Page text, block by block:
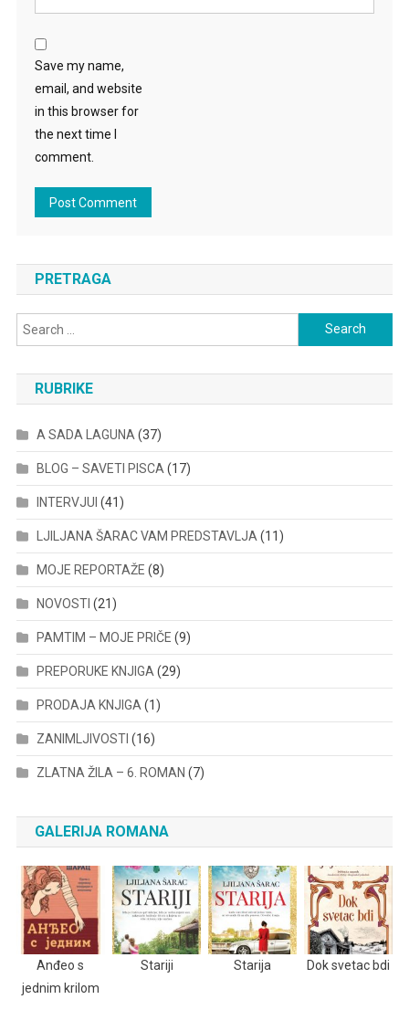
Save my name,
email, and website
in this browser for
the next time I
comment.
PRETRAGA
Search
for:
RUBRIKE
A SADA LAGUNA (37)
BLOG – SAVETI PISCA (17)
INTERVJUI (41)
LJILJANA ŠARAC VAM PREDSTAVLJA (11)
MOJE REPORTAŽE (8)
NOVOSTI (21)
PAMTIM – MOJE PRIČE (9)
PREPORUKE KNJIGA (29)
PRODAJA KNJIGA (1)
ZANIMLJIVOSTI (16)
ZLATNA ŽILA – 6. ROMAN (7)
GALERIJA ROMANA
Anđeo s
jednim krilom
Stariji Starija Dok svetac bdi